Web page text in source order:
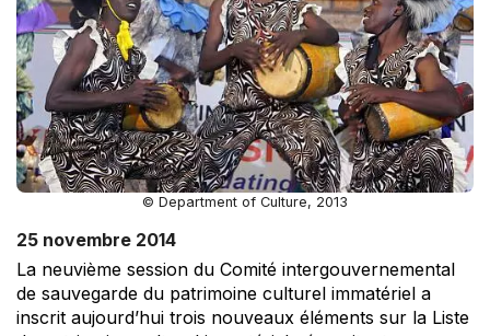
© Department of Culture, 2013
25 novembre 2014
La neuvième session du Comité intergouvernemental
de sauvegarde du patrimoine culturel immatériel a
inscrit aujourd’hui trois nouveaux éléments sur la Liste